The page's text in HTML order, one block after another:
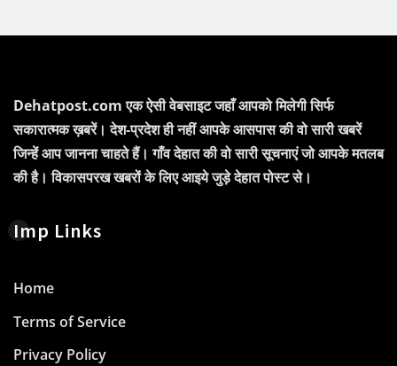
Dehatpost.com एक ऐसी वेबसाइट जहाँ आपको मिलेगी सिर्फ
सकारात्मक ख़बरें। देश-प्रदेश ही नहीं आपके आसपास की वो सारी खबरें
जिन्हें आप जानना चाहते हैं। गाँव देहात की वो सारी सूचनाएं जो आपके मतलब
की है। विकासपरख खबरों के लिए आइये जुड़े देहात पोस्ट से।
Imp Links
Home
Terms of Service
Privacy Policy